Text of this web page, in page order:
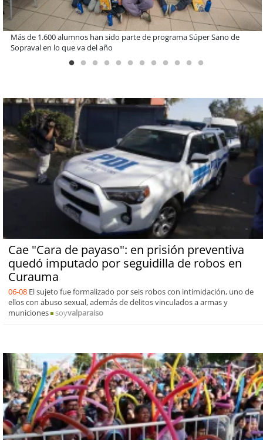
Estudiantes de la UCN desarrollan tecnología para modernizar la
operación de Ultraport Coquimbo
Cae "Cara de payaso": en prisión preventiva
quedó imputado por seguidilla de robos en
Curauma
06-08 El sujeto fue formalizado por seis robos con intimidación, uno de
ellos con abuso sexual, además de delitos vinculados a armas y
municiones
soyvalparaiso